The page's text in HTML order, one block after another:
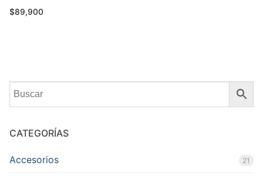
$89,900
CATEGORÍAS
Accesorios 21